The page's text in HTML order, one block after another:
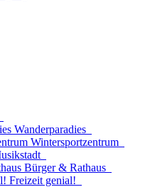
Wanderparadies
Wintersportzentrum
Bürger & Rathaus
Freizeit genial!